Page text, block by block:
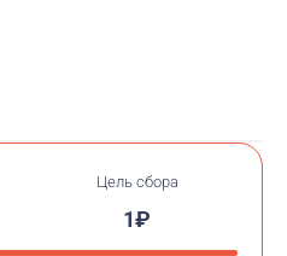
Цель сбора
1₽